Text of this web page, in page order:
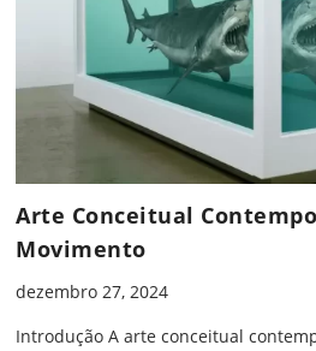
Arte Conceitual
Movimento
dezembro 27, 2024
Introdução A arte conceitual